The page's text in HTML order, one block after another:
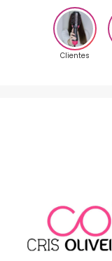
Clientes